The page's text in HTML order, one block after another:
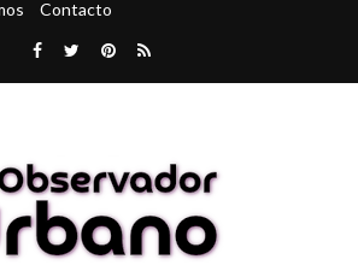
Contacto